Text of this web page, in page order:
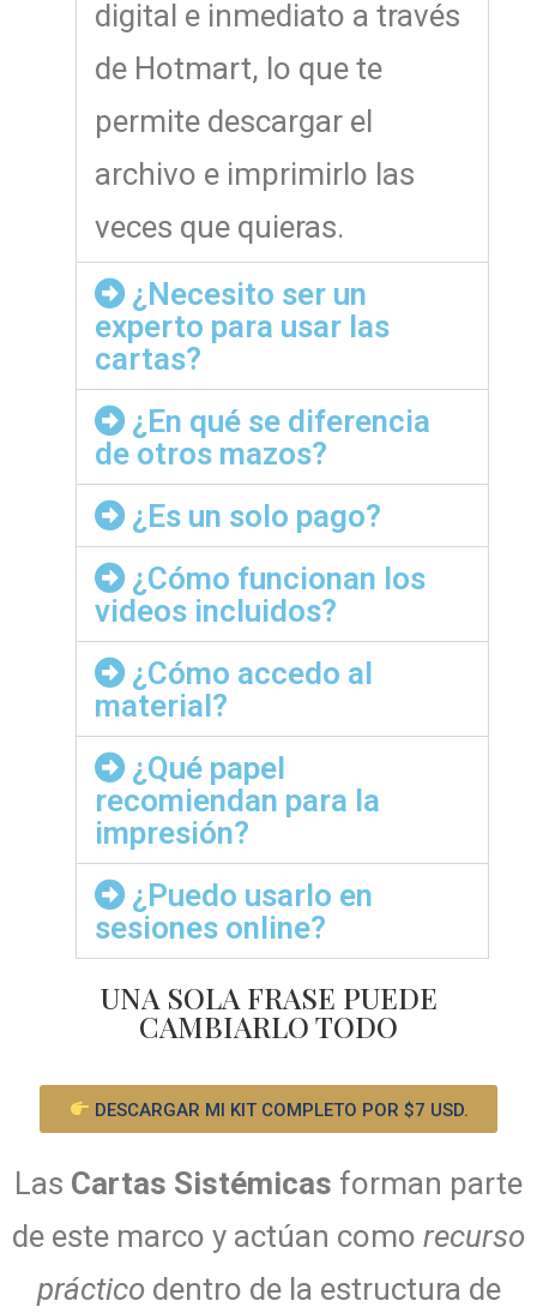
digital e inmediato a través
de Hotmart, lo que te
permite descargar el
archivo e imprimirlo las
veces que quieras.
¿Necesito ser un
experto para usar las
cartas?
¿En qué se diferencia
de otros mazos?
¿Es un solo pago?
¿Cómo funcionan los
videos incluidos?
¿Cómo accedo al
material?
¿Qué papel
recomiendan para la
impresión?
¿Puedo usarlo en
sesiones online?
UNA SOLA FRASE PUEDE
CAMBIARLO TODO
DESCARGAR MI KIT COMPLETO POR $7 USD.
Las Cartas Sistémicas forman parte
de este marco y actúan como recurso
prácticodentro de la estructura de